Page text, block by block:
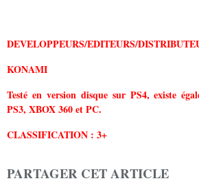
DEVELOPPEURS/EDITEURS/
KONAMI
Testé en version disque sur PS4, existe
PS3, XBOX 360 et PC.
CLASSIFICATION : 3+
PARTAGER CET ARTICLE